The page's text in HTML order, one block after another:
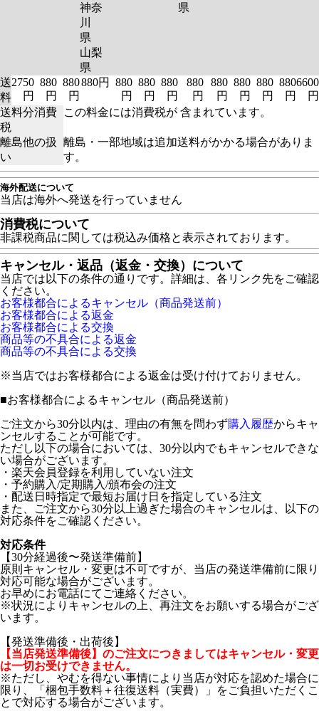
神奈
川
県
山梨
県
県
送
料
2750
円
880
円
880
円
880円
880
円
880
円
880
円
880
円
880
円
880
円
880
円
880
円
6600
円
送料分消費
税
この料金には消費税が 含まれています。
離島他の扱
い
離島・一部地域は追加送料がかかる場合がありま
す。
海外配送について
当店は海外へ発送を行っていません
消費税について
非課税商品に関しては税込み価格と表示されております。
キャンセル・返品（返金・交換）について
当店では以下の条件の通りです。詳細は、各リンク先をご確認
ください。
お客様都合によるキャンセル（商品発送前）
お客様都合による返金
お客様都合による交換
商品等の不具合による返金
商品等の不具合による交換
※当店ではお客様都合による返金は受け付けておりません。
■お客様都合によるキャンセル（商品発送前）
ご注文から30分以内は、理由の有無を問わず購入履歴からキャ
ンセルすることが可能です。
ただし以下の場合においては、30分以内でもキャンセルできな
い場合がございます。
・楽天会員登録を利用していない注文
・予約購入/定期購入/頒布会の注文
・配送日時指定で最短お届け日を指定している注文
また、ご注文から30分以上過ぎた場合のキャンセルは、以下の
対応条件をご確認ください。
対応条件
【30分経過後〜発送準備前】
原則キャンセル・変更は不可ですが、当店の発送準備前に限り
対応可能な場合がございます。
お早めにお電話にてご連絡ください。
※状況によりキャンセルの上、再注文をお願いする場合がござ
います。
【発送準備後・出荷後】
【当店発送準備後】のご注文につきましてはキャンセル・変更
は一切お受けできません。
※ただし、やむを得ない事情により当店が対応を認めた場合に
限り、「梱包手数料＋往復送料（実費）」をご負担いただくこ
とで対応する場合がございます。